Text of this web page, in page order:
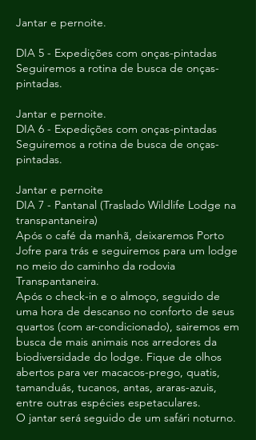
Jantar e pernoite.
DIA 5 - Expedições com onças-pintadas
Seguiremos a rotina de busca de onças-
pintadas.
Jantar e pernoite.
DIA 6 - Expedições com onças-pintadas
Seguiremos a rotina de busca de onças-
pintadas.
Jantar e pernoite
DIA 7 - Pantanal (Traslado Wildlife Lodge na
transpantaneira)
Após o café da manhã, deixaremos Porto
Jofre para trás e seguiremos para um lodge
no meio do caminho da rodovia
Transpantaneira.
Após o check-in e o almoço, seguido de
uma hora de descanso no conforto de seus
quartos (com ar-condicionado), sairemos em
busca de mais animais nos arredores da
biodiversidade do lodge. Fique de olhos
abertos para ver macacos-prego, quatis,
tamanduás, tucanos, antas, araras-azuis,
entre outras espécies espetaculares.
O jantar será seguido de um safári noturno.